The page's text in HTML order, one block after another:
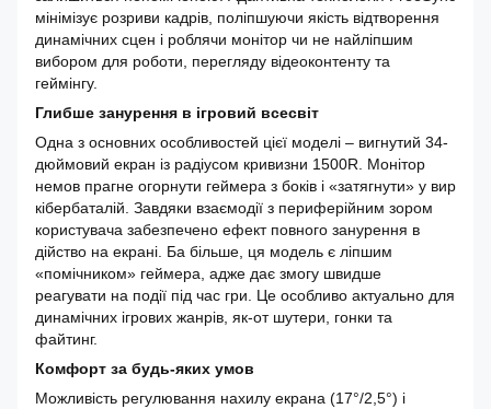
мінімізує розриви кадрів, поліпшуючи якість відтворення
динамічних сцен і роблячи монітор чи не найліпшим
вибором для роботи, перегляду відеоконтенту та
геймінгу.
Глибше занурення в ігровий всесвіт
Одна з основних особливостей цієї моделі – вигнутий 34-
дюймовий екран із радіусом кривизни 1500R. Монітор
немов прагне огорнути геймера з боків і «затягнути» у вир
кібербаталій. Завдяки взаємодії з периферійним зором
користувача забезпечено ефект повного занурення в
дійство на екрані. Ба більше, ця модель є ліпшим
«помічником» геймера, адже дає змогу швидше
реагувати на події під час гри. Це особливо актуально для
динамічних ігрових жанрів, як-от шутери, гонки та
файтинг.
Комфорт за будь-яких умов
Можливість регулювання нахилу екрана (17°/2,5°) і